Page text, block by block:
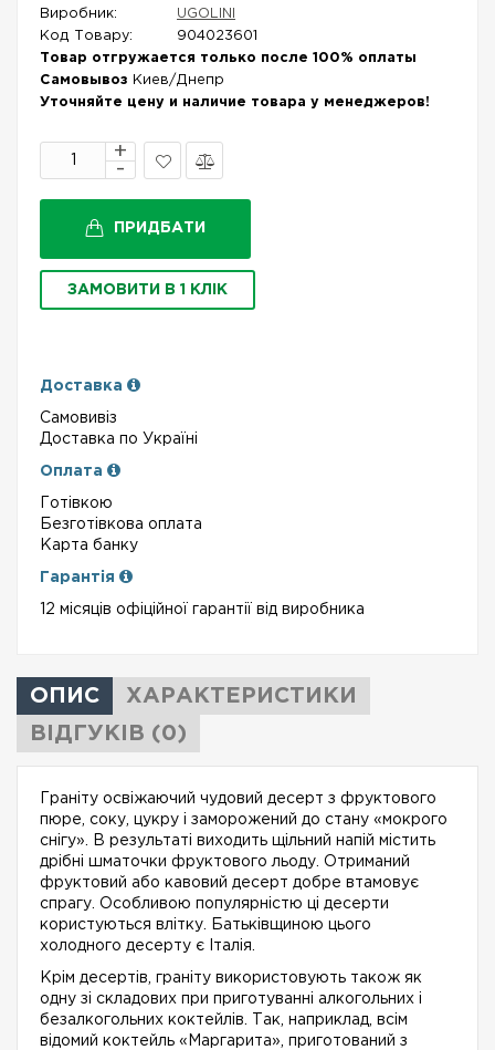
Виробник:
UGOLINI
Код Товару:
904023601
Товар отгружается только после 100% оплаты
Самовывоз Киев/Днепр
Уточняйте цену и наличие товара у менеджеров!
закладки
ПРИДБАТИ
ЗАМОВИТИ В 1 КЛІК
Доставка
Самовивіз
Доставка по Україні
Оплата
Готівкою
Безготівкова оплата
Карта банку
Гарантія
12 місяців офіційної гарантії від виробника
ОПИС
ХАРАКТЕРИСТИКИ
ВІДГУКІВ (0)
Граніту освіжаючий чудовий десерт з фруктового
пюре, соку, цукру і заморожений до стану «мокрого
снігу». В результаті виходить щільний напій містить
дрібні шматочки фруктового льоду. Отриманий
фруктовий або кавовий десерт добре втамовує
спрагу. Особливою популярністю ці десерти
користуються влітку. Батьківщиною цього
холодного десерту є Італія.
Крім десертів, граніту використовують також як
одну зі складових при приготуванні алкогольних і
безалкогольних коктейлів. Так, наприклад, всім
відомий коктейль «Маргарита», приготований з